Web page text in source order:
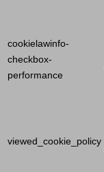
cookielawinfo-
checkbox-
performance
viewed_cookie_policy